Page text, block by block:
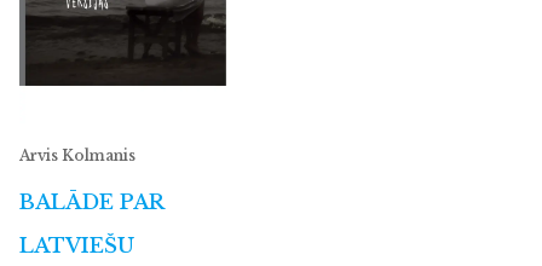
Arvis Kolmanis
BALĀDE PAR
LATVIEŠU